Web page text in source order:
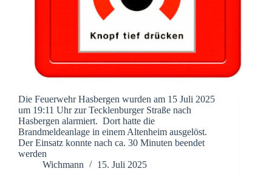
Die Feuerwehr Hasbergen wurden am 15 Juli 2025
um 19:11 Uhr zur Tecklenburger Straße nach
Hasbergen alarmiert. Dort hatte die
Brandmeldeanlage in einem Altenheim ausgelöst.
Der Einsatz konnte nach ca. 30 Minuten beendet
werden
Wichmann
15. Juli 2025